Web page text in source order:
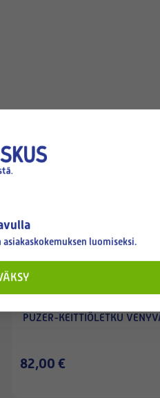
PUZER-KEITTIÖLETKU
82,00 €
luomiseksi.